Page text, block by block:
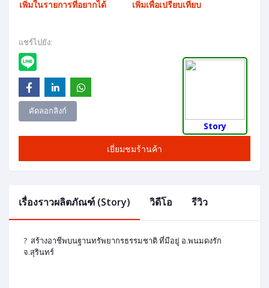
เพิ่มในรายการที่อยากได้ เพิ่มเพื่อเปรียบเทียบ
แชร์ไปยัง:
คัดลอกลิงก์
เยี่ยมชมร้านค้า
Story
เรื่องราวผลิตภัณฑ์ (Story) วิดีโอ รีวิว
? สร้างอาชีพบนฐานทรัพยากรธรรมชาติ ที่มีอยู่ อ.พนมดงรัก
จ.สุรินทร์